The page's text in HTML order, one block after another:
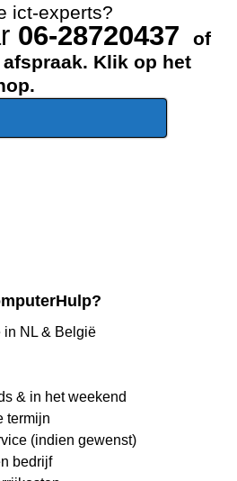
ict-experts?
06-28720437
of
Klik op het
in NL & België
& in het weekend
termijn
(indien gewenst)
bedrijf